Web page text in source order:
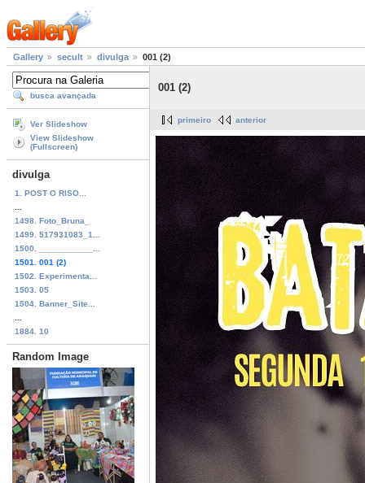
Gallery secult divulga 001 (2)
busca avançada
Ver Slideshow
View Slideshow
(Fullscreen)
divulga
1. POST O RISO...
1498. Foto_Bruna_
1499. 517931083_1...
1500. ___________...
1501. 001 (2)
1502. Experimenta...
1503. 05
1504. Banner_Site...
1884. 10
Random Image
001 (2)
primeiro anterior